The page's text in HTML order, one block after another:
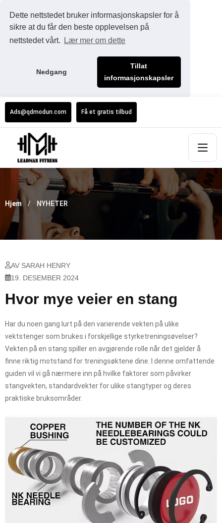
Dette nettstedet bruker informasjonskapsler for å
sikre at du får den beste opplevelsen på
nettstedet vårt.
Lær mer om dette
Nedgang
Tillat
informasjonskapsler
Ads@qdmodun.com Få et gratis tilbud
Hjem NYHETER
AV SARAH HENRY
19. DESEMBER 2024
Hvor mye veier en stang
Har du noen gang lurt på den varierende vekten på ulike
vektstenger som brukes i forskjellige styrketreningsøvelser?
Vekten på en stang spiller en avgjørende rolle når det gjelder å
finne riktig motstand for treningsøktene dine. I denne omfattende
guiden vil vi gå nærmere inn på hvilke faktorer som påvirker
stangvekten, standardvekter for ulike stangtyper og deres
praktiske bruksområder.